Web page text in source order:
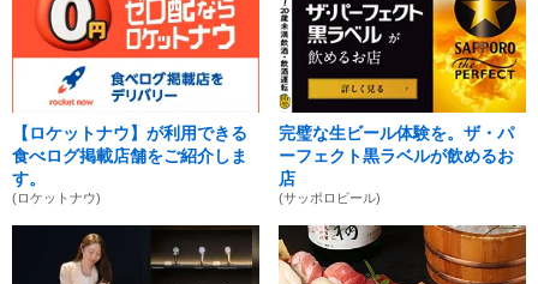
【ロケットナウ】が利用できる
食べログ掲載店舗をご紹介しま
す。
(ロケットナウ)
完璧な生ビール体験を。ザ・パ
ーフェクト黒ラベルが飲めるお
店
(サッポロビール)